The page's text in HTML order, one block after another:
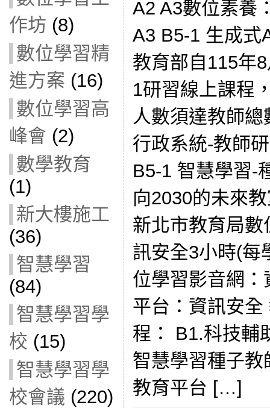
作坊 (8)
數位學習精
進方案 (16)
數位學習高
峰會 (2)
數學教育
(1)
新大樓施工
(36)
智慧學習
(84)
智慧學習學
校 (15)
智慧學習學
校會議 (220)
A2 A3數位素養
A3 B5-1 生成式
教育部自115年
1研習線上課程
人數須達教師
行政系統-教師
B5-1 智慧學習-
向2030的未來
新北市教育局
訊安全3小時(每
位學習影音網
平台：資訊安
程： B1.科技輔
智慧學習種子
教育平台 […]